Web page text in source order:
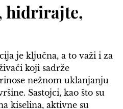
hidrirajte,
je ključna, a to važi i za
koji sadrže
nežnom uklanjanju
Sastojci, kao što su
kiselina, aktivne su